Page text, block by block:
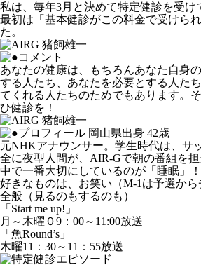
私は、毎年3月と決めて特定健診を受け
最初は「基本健診がこの料金で受けら
た。
あなたの健康は、もちろんあなた自身
する人たち、あなたを必要とする人た
てくれる人たちのためでもあります。
ひ健診を！
岡山県出身 42歳
元NHKアナウンサー。学生時代は、サ
全に夜型人間が、AIR-Gで朝の番組を
中で一番大切にしているのが「睡眠」！
好きなものは、お笑い（M-1は予選か
全般（見るのもするのも）
「Start me up!」
月～木曜０9：00～11:00放送
「魚Round’s」
木曜11：30～11：55放送